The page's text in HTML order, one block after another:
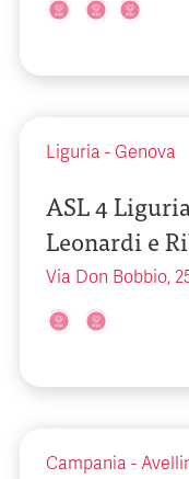
Liguria - Genova
ASL 4
Leonardi e
Via Don Bobbio,
Campania -